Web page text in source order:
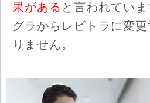
果がある と言われてい
グラからレビトラに変
りません。